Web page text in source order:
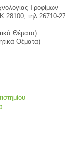
Τροφίμων
28100, τηλ:26710-
Θέματα)
Θέματα)